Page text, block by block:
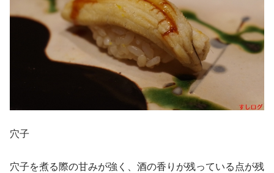
穴子
穴子を煮る際の甘みが強く、酒の香りが残っている点が残